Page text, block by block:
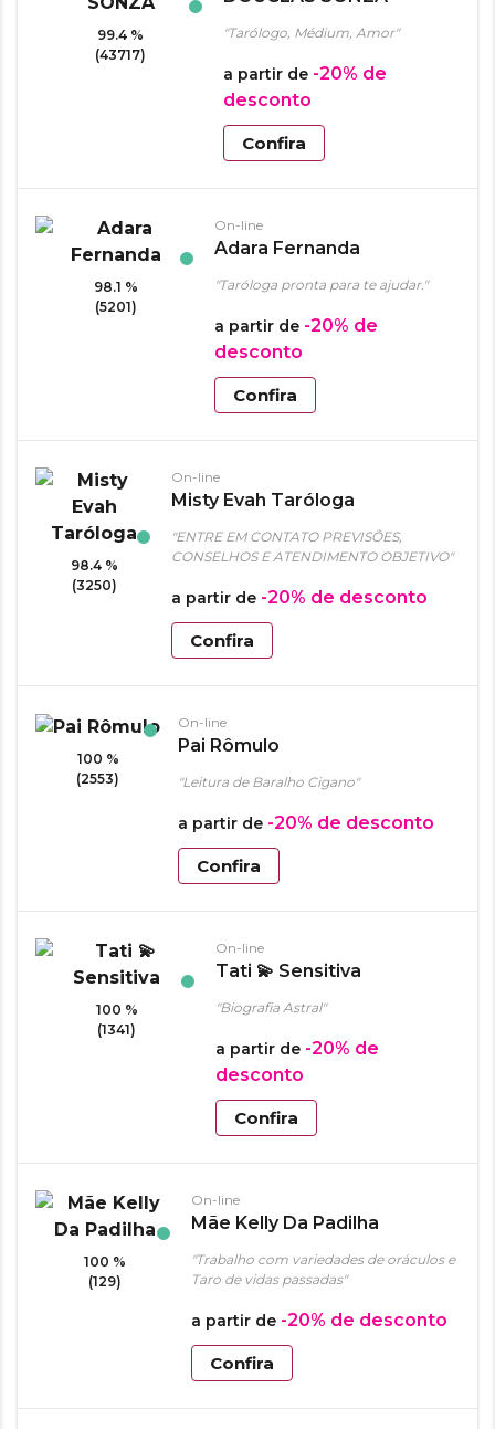
99.4 %
(43717)
"Tarólogo, Médium, Amor"
a partir de -20% de
desconto
Confira
98.1 %
(5201)
On-line
Adara Fernanda
"Taróloga pronta para te ajudar."
a partir de -20% de
desconto
Confira
98.4 %
(3250)
On-line
Misty Evah Taróloga
"ENTRE EM CONTATO PREVISÕES,
CONSELHOS E ATENDIMENTO OBJETIVO"
a partir de -20% de desconto
Confira
100 %
(2553)
On-line
Pai Rômulo
"Leitura de Baralho Cigano"
a partir de -20% de desconto
Confira
100 %
(1341)
On-line
Tati 💫 Sensitiva
"Biografia Astral"
a partir de -20% de
desconto
Confira
100 %
(129)
On-line
Mãe Kelly Da Padilha
"Trabalho com variedades de oráculos e
Taro de vidas passadas"
a partir de -20% de desconto
Confira